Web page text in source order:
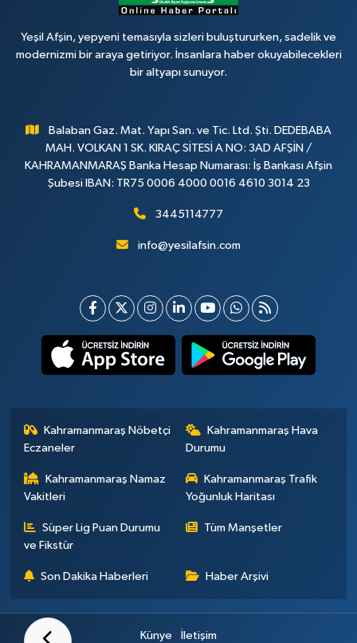
Yeşil Afşin, yepyeni temasıyla sizleri buluştururken, sadelik ve
modernizmi bir araya getiriyor. İnsanlara haber okuyabilecekleri
bir altyapı sunuyor.
Balaban Gaz. Mat. Yapı San. ve Tic. Ltd. Şti. DEDEBABA
MAH. VOLKAN 1 SK. KIRAÇ SİTESİ A NO: 3AD AFŞİN /
KAHRAMANMARAŞ Banka Hesap Numarası: İş Bankası Afşin
Şubesi IBAN: TR75 0006 4000 0016 4610 3014 23
3445114777
info@yesilafsin.com
Kahramanmaraş Nöbetçi
Eczaneler
Kahramanmaraş Hava
Durumu
Kahramanmaraş Namaz
Vakitleri
Kahramanmaraş Trafik
Yoğunluk Haritası
Süper Lig Puan Durumu
ve Fikstür
Tüm Manşetler
Son Dakika Haberleri Haber Arşivi
Künye İletişim